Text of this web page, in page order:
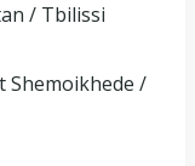
/ Tbilissi
Shemoikhede /